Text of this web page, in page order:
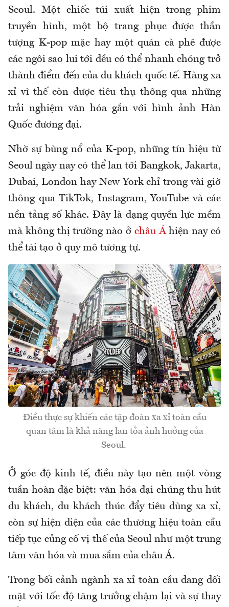
Seoul. Một chiếc túi xuất hiện trong phim
truyền hình, một bộ trang phục được thần
tượng K-pop mặc hay một quán cà phê được
các ngôi sao lui tới đều có thể nhanh chóng trở
thành điểm đến của du khách quốc tế. Hàng xa
xỉ vì thế còn được tiêu thụ thông qua những
trải nghiệm văn hóa gắn với hình ảnh Hàn
Quốc đương đại.
Nhờ sự bùng nổ của K-pop, những tín hiệu từ
Seoul ngày nay có thể lan tới Bangkok, Jakarta,
Dubai, London hay New York chỉ trong vài giờ
thông qua TikTok, Instagram, YouTube và các
nền tảng số khác. Đây là dạng quyền lực mềm
mà không thị trường nào ở châu Áhiện nay có
thể tái tạo ở quy mô tương tự.
Điều thực sự khiến các tập đoàn xa xỉ toàn cầu
quan tâm là khả năng lan tỏa ảnh hưởng của
Seoul.
Ở góc độ kinh tế, điều này tạo nên một vòng
tuần hoàn đặc biệt: văn hóa đại chúng thu hút
du khách, du khách thúc đẩy tiêu dùng xa xỉ,
còn sự hiện diện của các thương hiệu toàn cầu
tiếp tục củng cố vị thế của Seoul như một trung
tâm văn hóa và mua sắm của châu Á.
Trong bối cảnh ngành xa xỉ toàn cầu đang đối
mặt với tốc độ tăng trưởng chậm lại và sự thay